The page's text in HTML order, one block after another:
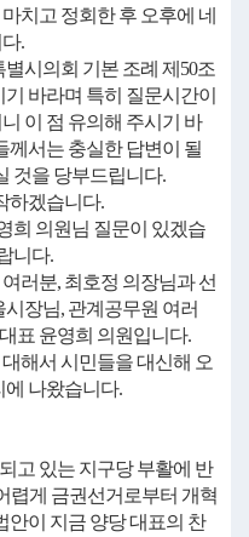
치고 정회한 후 오후에 네
.
시의회 기본 조례 제50조
바라며 특히 질문시간이
이 점 유의해 주시기 바
께서는 충실한 답변이 될
것을 당부드립니다.
하겠습니다.
희 의원님 질문이 있겠습
니다.
러분, 최호정 의장님과 선
장님, 관계공무원 여러
표 윤영희 의원입니다.
해서 시민들을 대신해 오
나왔습니다.
고 있는 지구당 부활에 반
렵게 금권선거로부터 개혁
안이 지금 양당 대표의 찬